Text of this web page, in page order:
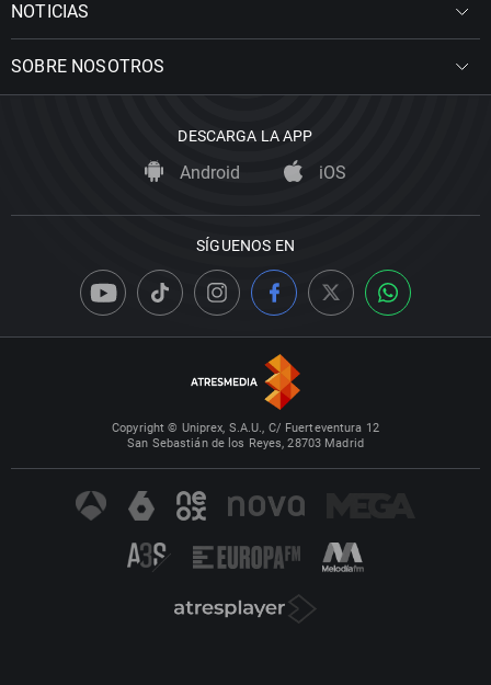
NOTICIAS
SOBRE NOSOTROS
DESCARGA LA APP
Android iOS
SÍGUENOS EN
Copyright © Uniprex, S.A.U., C/ Fuerteventura 12
San Sebastián de los Reyes, 28703 Madrid